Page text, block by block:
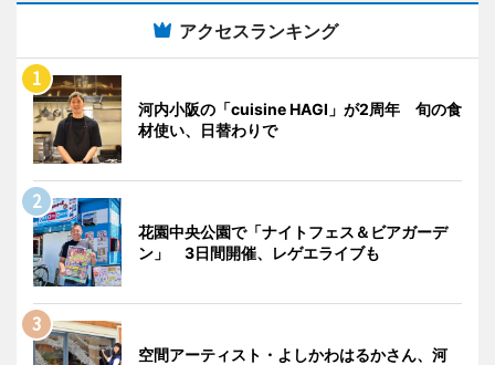
アクセスランキング
河内小阪の「cuisine HAGI」が2周年 旬の食
材使い、日替わりで
花園中央公園で「ナイトフェス＆ビアガーデ
ン」 3日間開催、レゲエライブも
空間アーティスト・よしかわはるかさん、河